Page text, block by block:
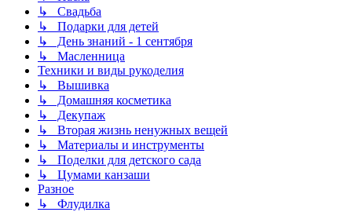
↳ Свадьба
↳ Подарки для детей
↳ День знаний - 1 сентября
↳ Масленница
Техники и виды рукоделия
↳ Вышивка
↳ Домашняя косметика
↳ Декупаж
↳ Вторая жизнь ненужных вещей
↳ Материалы и инструменты
↳ Поделки для детского сада
↳ Цумами канзаши
Разное
↳ Флудилка